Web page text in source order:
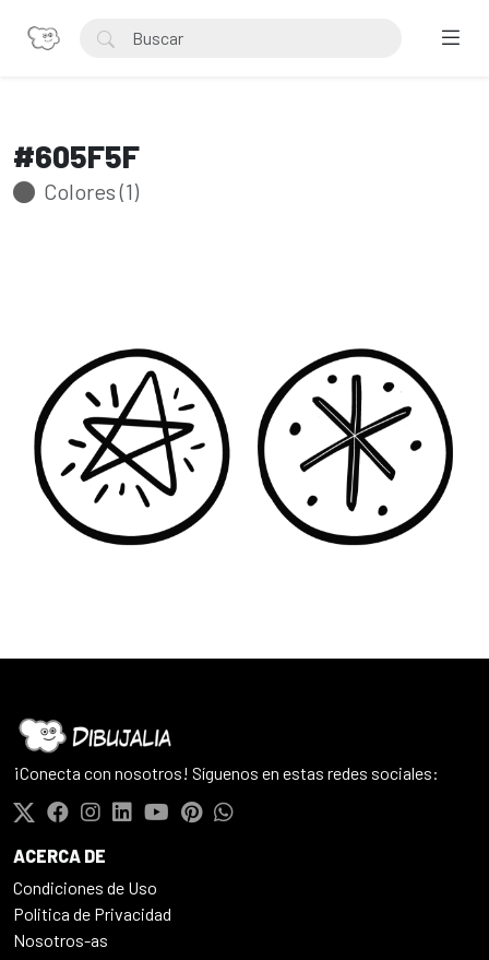
#605F5F
Colores (1)
¡Conecta con nosotros! Síguenos en estas redes sociales:
ACERCA DE
Condiciones de Uso
Politica de Privacidad
Nosotros-as